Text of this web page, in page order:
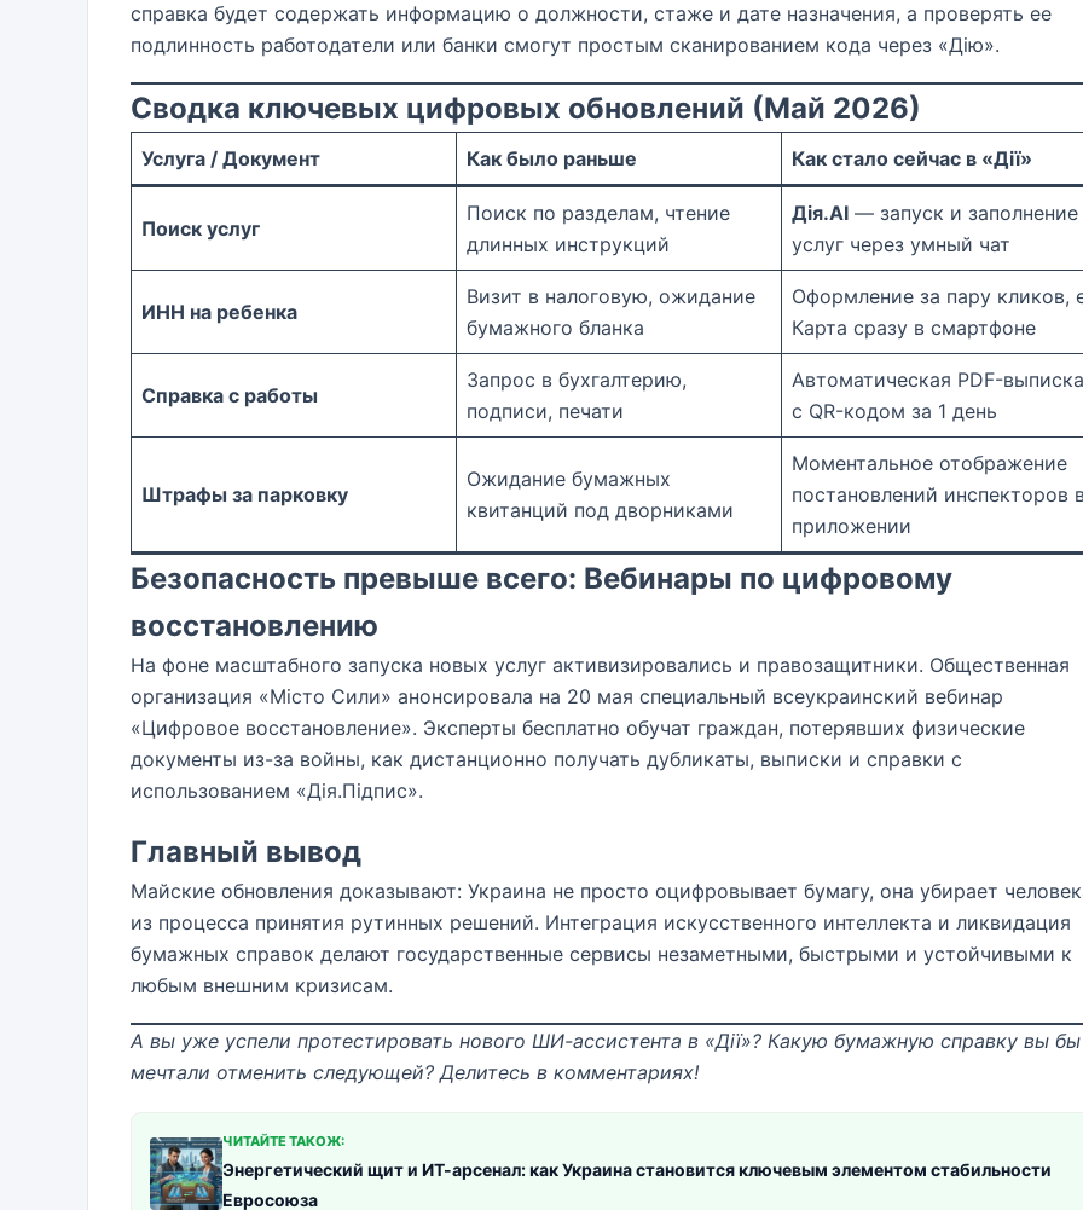
справка будет содержать информацию о должности, стаже и дате назначения, а проверять ее
подлинность работодатели или банки смогут простым сканированием кода через «Дію».
Сводка ключевых цифровых обновлений (Май 2026)
Услуга / Документ Как было раньше Как стало сейчас в «Дії»
Поиск услуг
Поиск по разделам, чтение
длинных инструкций
Дія.AI — запуск и заполнение
услуг через умный чат
ИНН на ребенка
Визит в налоговую, ожидание
бумажного бланка
Оформление за пару кликов,
Карта сразу в смартфоне
Справка с работы
Запрос в бухгалтерию,
подписи, печати
Автоматическая PDF-выписка
с QR-кодом за 1 день
Штрафы за парковку
Ожидание бумажных
квитанций под дворниками
Моментальное отображение
постановлений инспекторов
приложении
Безопасность превыше всего: Вебинары по цифровому
восстановлению
На фоне масштабного запуска новых услуг активизировались и правозащитники. Общественная
организация «Місто Сили» анонсировала на 20 мая специальный всеукраинский вебинар
«Цифровое восстановление». Эксперты бесплатно обучат граждан, потерявших физические
документы из-за войны, как дистанционно получать дубликаты, выписки и справки с
использованием «Дія.Підпис».
Главный вывод
Майские обновления доказывают: Украина не просто оцифровывает бумагу, она убирает
из процесса принятия рутинных решений. Интеграция искусственного интеллекта и ликвидация
бумажных справок делают государственные сервисы незаметными, быстрыми и устойчивыми к
любым внешним кризисам.
А вы уже успели протестировать нового ШИ-ассистента в «Дії»? Какую бумажную справку вы бы
мечтали отменить следующей? Делитесь в комментариях!
ЧИТАЙТЕ ТАКОЖ:
Энергетический щит и ИТ-арсенал: как Украина становится ключевым элементом стабильности
Евросоюза